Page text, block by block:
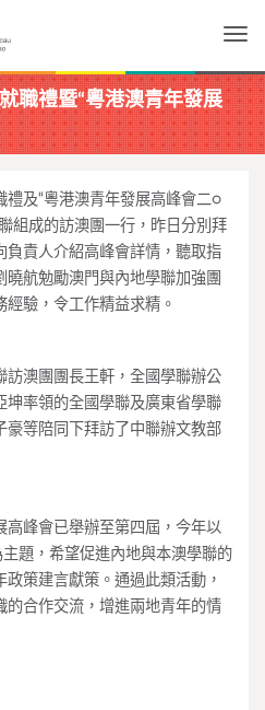
職禮暨“粵港澳青年發展
禮及“粵港澳青年發展高峰會二○
組成的訪澳團一行，昨日分別拜
負責人介紹高峰會詳情，聽取指
航勉勵澳門與內地學聯加強團
驗，令工作精益求精。
訪澳團團長王軒，全國學聯辦公
坤率領的全國學聯及廣東省學聯
豪等陪同下拜訪了中聯辦文教部
高峰會已舉辦至第四屆，今年以
題，希望促進內地與本澳學聯的
策建言獻策。通過此類活動，
的合作交流，增進兩地青年的情